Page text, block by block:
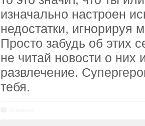
изначально настроен
недостатки, игнорируя
Просто забудь об этих
не читай новости о них
развлечение.
тебя.